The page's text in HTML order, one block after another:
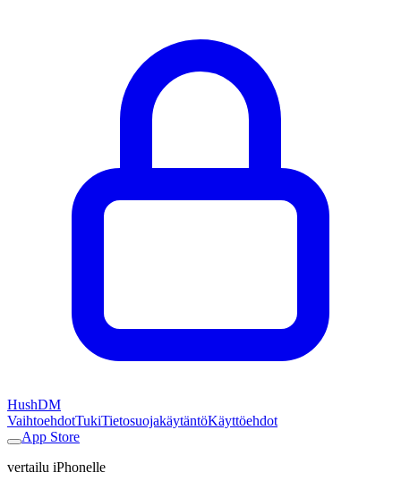
HushDM
VaihtoehdotTukiTietosuojakäytäntöKäyttöehdot
App Store
vertailu iPhonelle